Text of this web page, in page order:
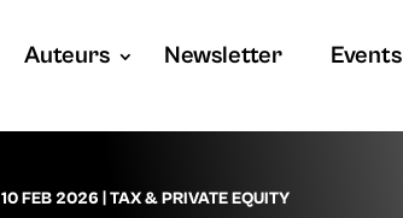
Auteurs Newsletter Events
10 FEB 2026 TAX & PRIVATE EQUITY